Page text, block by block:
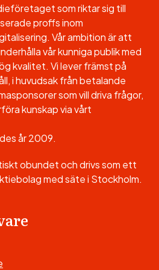
som riktar sig till
proffs inom
Vår ambition är att
vår kunniga publik med
kvalitet. Vi lever främst på
i huvudsak från betalande
som vill driva frågor,
kunskap via vårt
år 2009.
obundet och drivs som ett
med säte i Stockholm.